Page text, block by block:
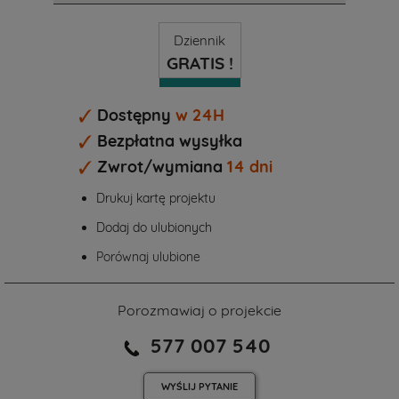
Dziennik
GRATIS !
Dostępny w 24H
Bezpłatna wysyłka
Zwrot/wymiana 14 dni
Drukuj kartę projektu
Dodaj do ulubionych
Porównaj ulubione
Porozmawiaj o projekcie
577 007 540
WYŚLIJ PYTANIE